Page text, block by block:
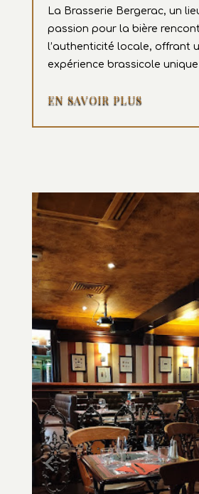
La Brasserie Bergerac, un
passion pour la bière
l’authenticité locale, offrant
expérience brassicole
EN SAVOIR PLUS